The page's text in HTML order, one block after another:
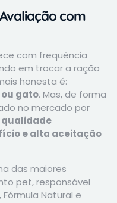
com
com frequência
em trocar a ração
honesta é:
gato. Mas, de forma
no mercado por
qualidade
e alta aceitação
das maiores
pet, responsável
Natural e